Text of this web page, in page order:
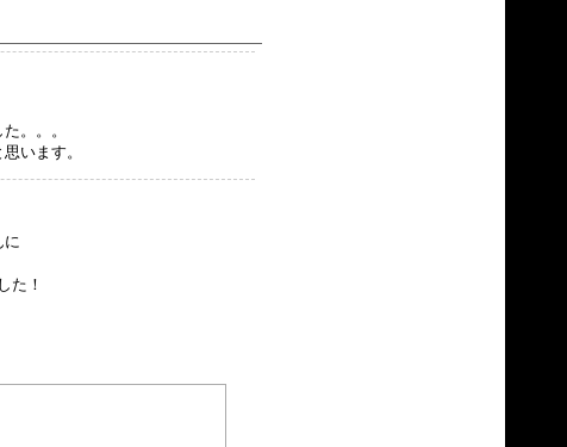
。。。
います。
に
た！